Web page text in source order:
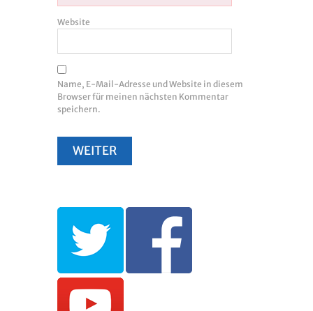
Website
Name, E-Mail-Adresse und Website in diesem
Browser für meinen nächsten Kommentar
speichern.